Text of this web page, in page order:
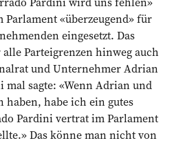
Parlament «überzeugend» für
eingesetzt. Das
Parteigrenzen hinweg auch
und Unternehmer Adrian
mal sagte: «Wenn Adrian und
haben, habe ich ein gutes
Pardini vertrat im Parlament
Das könne man nicht von